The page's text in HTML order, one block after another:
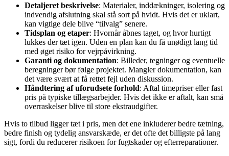
Detaljeret beskrivelse: Materialer, inddækninger, isolering og
indvendig afslutning skal stå sort på hvidt. Hvis det er uklart,
kan vigtige dele blive “tilvalg” senere.
Tidsplan og etaper: Hvornår åbnes taget, og hvor hurtigt
lukkes der tæt igen. Uden en plan kan du få unødigt lang tid
med øget risiko for vejrpåvirkning.
Garanti og dokumentation: Billeder, tegninger og eventuelle
beregninger bør følge projektet. Mangler dokumentation, kan
det være svært at få rettet fejl uden diskussion.
Håndtering af uforudsete forhold: Aftal timepriser eller fast
pris på typiske tillægsarbejder. Hvis det ikke er aftalt, kan små
overraskelser blive til store ekstraudgifter.
Hvis to tilbud ligger tæt i pris, men det ene inkluderer bedre tætning,
bedre finish og tydelig ansvarskæde, er det ofte det billigste på lang
sigt, fordi du reducerer risikoen for fugtskader og efterreparationer.